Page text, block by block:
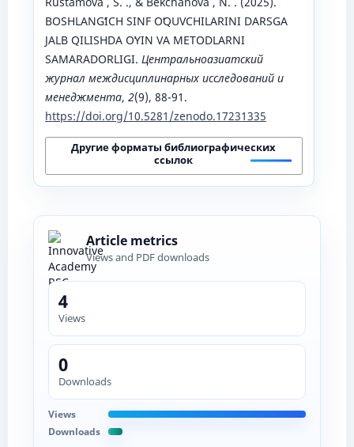
BOSHLANGʻICH SINF OʻQUVCHILARINI DARSGA
JALB QILISHDA OʻYIN VA METODLARNI
SAMARADORLIGI. Центральноазиатский
журнал междисциплинарных исследований и
менеджмента, 2(9), 88-91.
https://doi.org/10.5281/zenodo.17231335
Другие форматы библиографических
ссылок
Article metrics
Views and PDF downloads
4
Views
0
Downloads
Views
Downloads